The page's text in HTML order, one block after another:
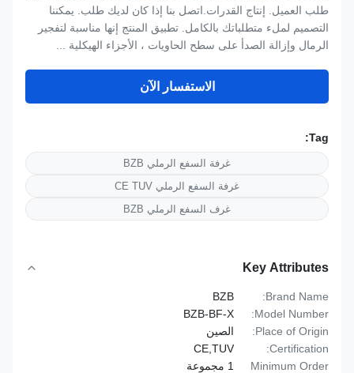
طلب العميل. إنتاج القدرات.اتصل بنا إذا كان لديك طلب. يمكننا
التصميم لملء متطلباتك بالكامل. تطبيق المنتج إنها مناسبة لتفجير
الرمال وإزالة الصدأ على سطح الحاويات ، الأجزاء الهيكلية ...
الاستفسار الآن
غرفة السفع الرملي BZB
غرفة السفع الرملي CE TUV
غرف السفع الرملي BZB
Key Attributes
Brand Name:
Model Number:
BZB-BF-X
Place of Origin:
الصين
Certification:
CE,TUV
Minimum Order
1 مجموعة